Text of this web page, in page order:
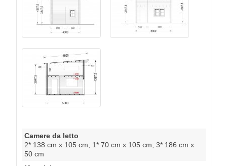
Camere da letto
2* 138 cm x 105 cm; 1* 70 cm x 105 cm; 3* 186 cm x
50 cm